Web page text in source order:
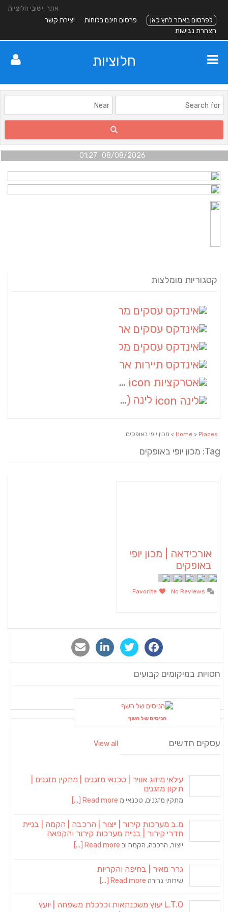
אתר יישובי חלוציות
לפרסום באתר לחץ כאן
פרסום חינם בלוחות
יצירת קשר
הצהרת נגישות
חלוציות
08/08/2026 01:27
קטגוריות מומלצות
אטרקציות
לינה (1)
Home > Places > מכון יופי באופקים
Tag: מכון יופי באופקים
אורכידאה | מכון יופי
באופקים
חסויות במיקומים קבועים
הניסים של השף
עסקים חדשים View all
עילאי מיזוג אוויר | טכנאי מזגנים | מתקין מזגנים |
תיקון מזגנים
מתקין מזגנים, טכנאי מ Read more [...]
מ.ב מערכות קירור | ייצור | הרכבה | הקמה | בניית
חדרי קירור | בניית מערכות קירור והקפאה
ייצור, הרכבה, הקמה וב Read more [...]
גרר מאיר | בחיפה והקריות
שירותי גרירה Read more [...]
L.T.O יעוץ משכנתאות וכלכלת משפחה | יועץ